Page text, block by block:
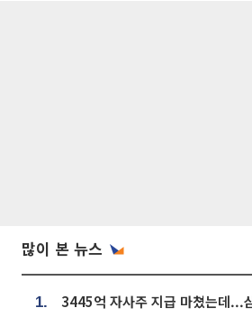
많이 본 뉴스
1.